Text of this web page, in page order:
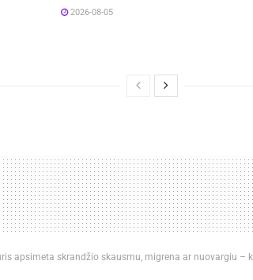
2026-08-05
apsimeta skrandžio skausmu, migrena ar nuovargiu –